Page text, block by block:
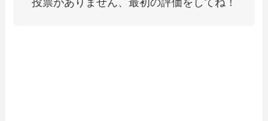
投票がありません、最初の評価をしてね！